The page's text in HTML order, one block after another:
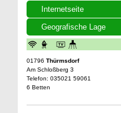
Internetseite
Geografische Lage
01796 Thürmsdorf
Am Schloßberg 3
Telefon: 035021 59061
6 Betten